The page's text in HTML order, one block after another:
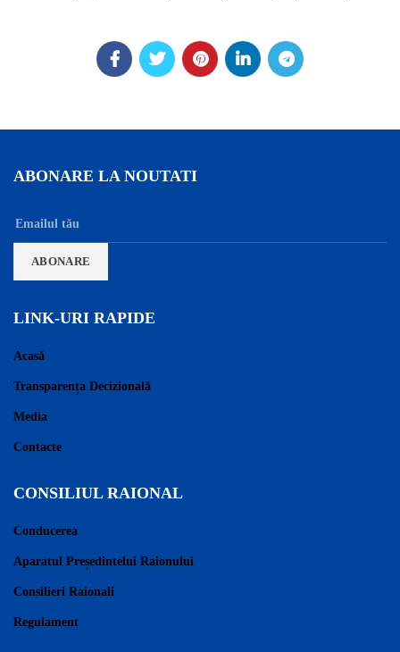
ABONARE LA NOUTATI
LINK-URI RAPIDE
Acasă
Transparența Decizională
Media
Contacte
CONSILIUL RAIONAL
Conducerea
Aparatul Președintelui Raionului
Consilieri Raionali
Regulament